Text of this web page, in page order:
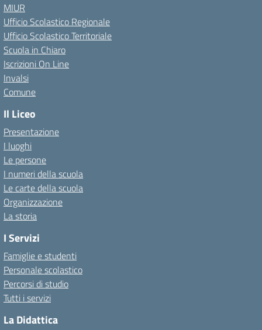
MIUR
Ufficio Scolastico Regionale
Ufficio Scolastico Territoriale
Scuola in Chiaro
Iscrizioni On Line
Invalsi
Comune
Il Liceo
Presentazione
I luoghi
Le persone
I numeri della scuola
Le carte della scuola
Organizzazione
La storia
I Servizi
Famiglie e studenti
Personale scolastico
Percorsi di studio
Tutti i servizi
La Didattica